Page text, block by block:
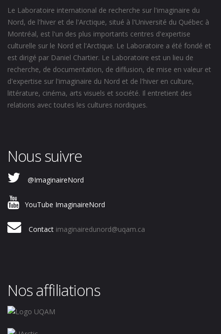
Le Laboratoire international de recherche sur l'imaginaire du
Nord, de l'hiver et de l'Arctique, situé à l'Université du Québec à
Montréal, est l'un des plus importants centres d'expertise
culturelle sur le Nord et l'Arctique. Le Laboratoire a été fondé et
est dirigé par Daniel Chartier. Le Laboratoire est un lieu de
recherche, de documentation, de diffusion, de mise en valeur et
d'expertise sur l'imaginaire du Nord et de l'hiver en culture,
littérature, cinéma, arts visuels et société. Il entretient des
relations avec toutes les cultures nordiques.
Nous suivre
@ImaginaireNord
YouTube ImaginaireNord
Contact imaginairedunord@uqam.ca
Nos affiliations